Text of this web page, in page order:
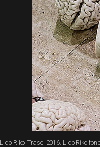
Lido Riko. Trase. 2016. Lido Riko